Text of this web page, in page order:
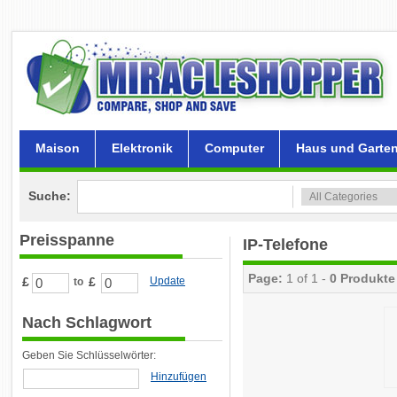
Maison Elektronik Computer Haus und
Suche:
Preisspanne
£ to £ Update
Nach Schlagwort
Geben Sie Schlüsselwörter:
Hinzufügen
IP-Telefone
Page: 1 of 1 - 0 Produkte